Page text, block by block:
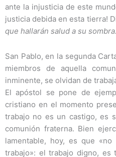
ante la injusticia de este
justicia debida en esta tierra!
que hallarán salud a su sombra.
San Pablo, en la segunda
miembros de aquella
inminente, se olvidan de
El apóstol se pone de
cristiano en el momento
trabajo no es un castigo, es
comunión fraterna. Bien
lamentable, hoy, es que
trabajo»: el trabajo digno, es